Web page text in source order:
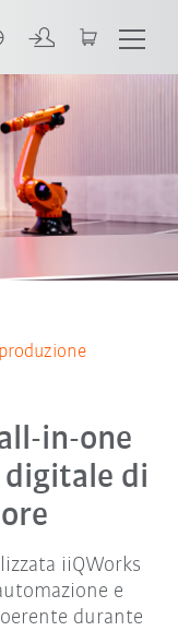
in-one
di
iiQWorks
e
durante